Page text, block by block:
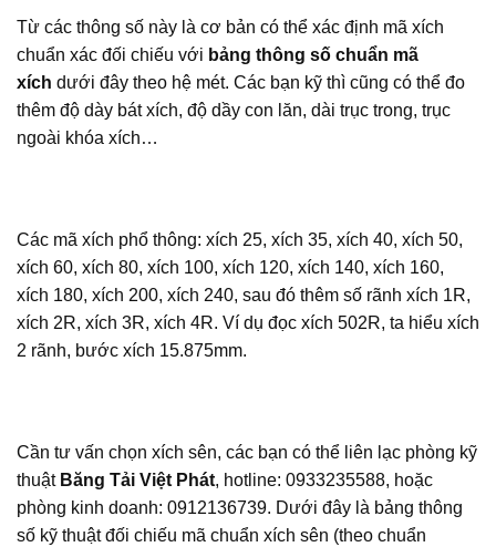
Từ các thông số này là cơ bản có thể xác định mã xích
chuẩn xác đối chiếu với bảng thông số chuẩn mã
xích dưới đây theo hệ mét. Các bạn kỹ thì cũng có thể đo
thêm độ dày bát xích, độ dầy con lăn, dài trục trong, trục
ngoài khóa xích…
Các mã xích phổ thông: xích 25, xích 35, xích 40, xích 50,
xích 60, xích 80, xích 100, xích 120, xích 140, xích 160,
xích 180, xích 200, xích 240, sau đó thêm số rãnh xích 1R,
xích 2R, xích 3R, xích 4R. Ví dụ đọc xích 502R, ta hiểu xích
2 rãnh, bước xích 15.875mm.
Cần tư vấn chọn xích sên, các bạn có thể liên lạc phòng kỹ
thuật Băng Tải Việt Phát, hotline: 0933235588, hoặc
phòng kinh doanh: 0912136739. Dưới đây là bảng thông
số kỹ thuật đối chiếu mã chuẩn xích sên (theo chuẩn